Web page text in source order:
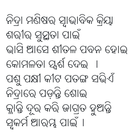
ନିଦ୍ରା ମଣିଷର ସ୍ବାଭାବିକ କ୍ରିୟା
ଶରୀର ସୁସ୍ଥତା ପାଇଁ
ଭାସି ଆସେ ଶୀତଳ ପବନ ହୋଇ
କୋମଳତା ସ୍ପର୍ଶ ଦେଇ ।
ପଶୁ ପକ୍ଷୀ କୀଟ ପତଙ୍ଗ ସଭିଏଁ
ନିଦ୍ରାରେ ପଡ଼ନ୍ତି ଶୋଇ
କ୍ଳାନ୍ତି ଦୂର କରି ଜାଗ୍ରତ ହୁଅନ୍ତି
ସ୍ବକର୍ମ ଆରମ୍ଭ ପାଇଁ।